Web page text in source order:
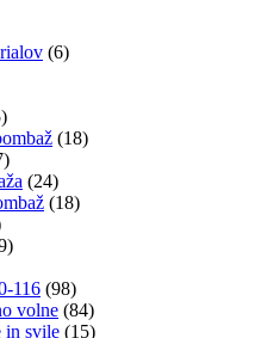
(6)
(18)
(24)
(18)
116 (98)
volne (84)
in svile (15)